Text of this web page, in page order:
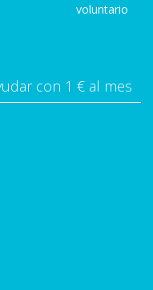
voluntario
con 1 € al mes